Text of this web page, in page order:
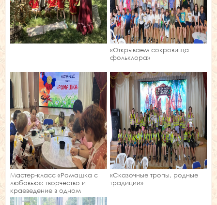
«Открываем сокровища
фольклора»
Мастер‑класс «Ромашка с
любовью»: творчество и
краеведение в одном
занятии!
«Сказочные тропы, родные
традиции»